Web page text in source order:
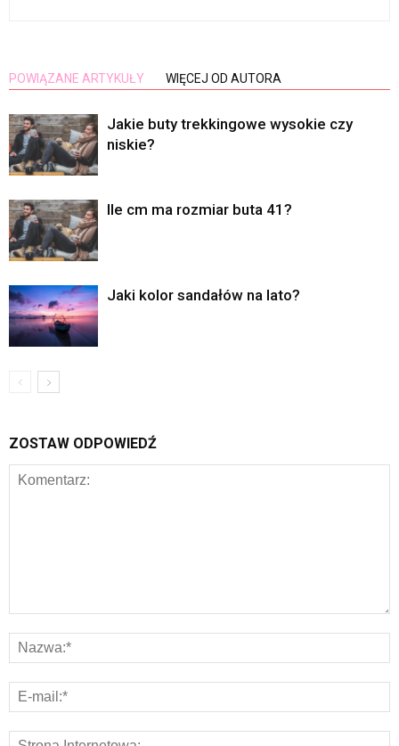
POWIĄZANE ARTYKUŁY WIĘCEJ OD AUTORA
Jakie buty trekkingowe wysokie czy
niskie?
Ile cm ma rozmiar buta 41?
Jaki kolor sandałów na lato?
ZOSTAW ODPOWIEDŹ